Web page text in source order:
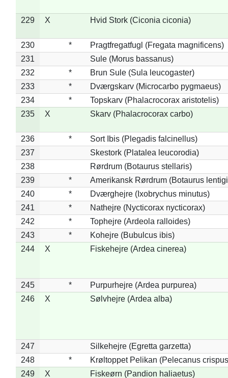
229 X Hvid Stork (Ciconia ciconia)
230 *
Pragtfregatfugl (Fregata magnificens)
231
Sule (Morus bassanus)
232
*
Brun Sule (Sula leucogaster)
233
*
Dværgskarv (Microcarbo pygmaeus)
234
*
Topskarv (Phalacrocorax aristotelis)
235
X Skarv (Phalacrocorax carbo)
236 *
Sort Ibis (Plegadis falcinellus)
237
Skestork (Platalea leucorodia)
238
Rørdrum (Botaurus stellaris)
239
*
Amerikansk Rørdrum (Botaurus
240
*
Dværghejre (Ixobrychus minutus)
241
*
Nathejre (Nycticorax nycticorax)
242
*
Tophejre (Ardeola ralloides)
243
*
Kohejre (Bubulcus ibis)
244
X Fiskehejre (Ardea cinerea)
245 *
Purpurhejre (Ardea purpurea)
246
X Sølvhejre (Ardea alba)
247
Silkehejre (Egretta garzetta)
248
*
Krøltoppet Pelikan (Pelecanus
249
X Fiskeørn (Pandion haliaetus)